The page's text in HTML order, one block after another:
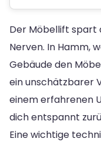
Der Möbellift spart
Nerven. In Hamm,
Gebäude den
ein unschätzbarer
einem erfahrenen
dich entspannt
Eine wichtige